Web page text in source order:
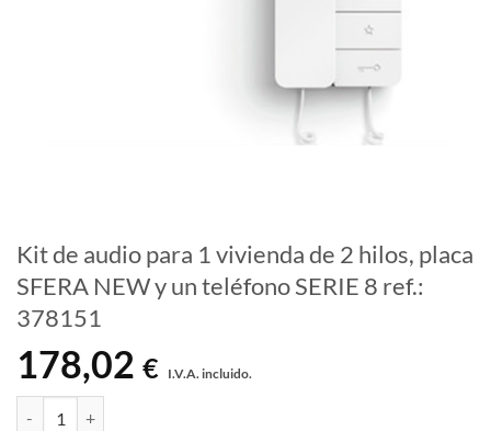
Kit de audio para 1 vivienda de 2 hilos, placa
SFERA NEW y un teléfono SERIE 8 ref.:
378151
178,02 € I.V.A. incluido.